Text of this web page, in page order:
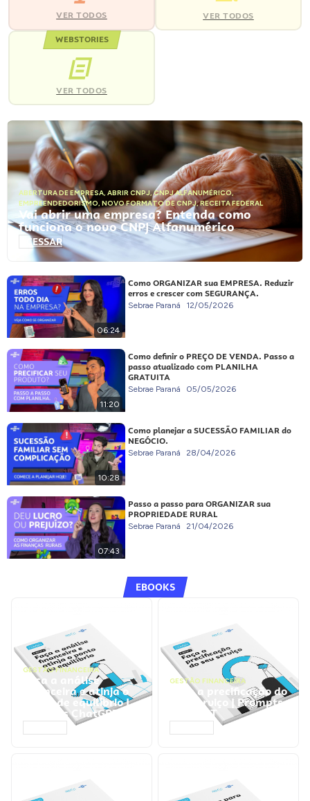
VER TODOS VER TODOS
WEBSTORIES
VER TODOS
ABERTURA DE EMPRESA, ABRIR CNPJ,CNPJ ALFANUMÉRICO,
EMPREENDEDORISMO, NOVO FORMATO DE CNPJ,RECEITA FEDERAL
Vai abrir uma empresa? Entenda como
funciona o novo CNPJ Alfanumérico
ACESSAR
06:24
Como ORGANIZAR sua EMPRESA. Reduzir
erros e crescer com SEGURANÇA.
Sebrae Paraná 12/05/2026
11:20
Como definir o PREÇO DE VENDA. Passo a
passo atualizado com PLANILHA
GRATUITA
Sebrae Paraná 05/05/2026
10:28
Como planejar a SUCESSÃO FAMILIAR do
NEGÓCIO.
Sebrae Paraná 28/04/2026
07:43
Passo a passo para ORGANIZAR sua
PROPRIEDADE RURAL
Sebrae Paraná 21/04/2026
EBOOKS
GESTÃO FINANCEIRA
Faça a análise
financeira e atinja o
ponto de equilíbrio |
Prompts ChatGPT
GESTÃO FINANCEIRA
Faça a precificação do
seu serviço | Prompts
ChatGPT